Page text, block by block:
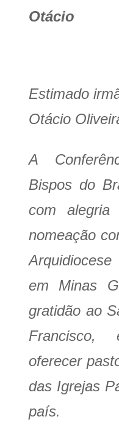
Otácio
Estimado
Otácio
A
Bispos do
com
nomeação
em Minas
gratidão ao
oferecer
das Igrejas
país.